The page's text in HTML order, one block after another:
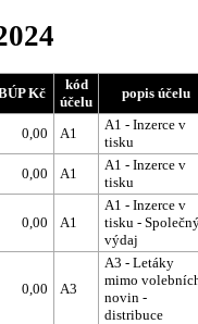
Kč
kód
účelu
popis účelu
0,00 A1
A1 - Inzerce v
tisku
0,00 A1
A1 - Inzerce v
tisku
0,00 A1
A1 - Inzerce v
tisku -
výdaj
0,00 A3
A3 - Letáky
mimo
novin -
distribuce